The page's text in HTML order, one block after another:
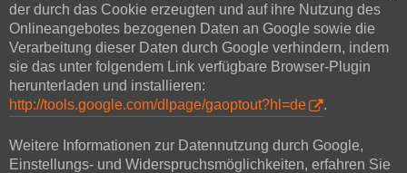
der durch das Cookie erzeugten und auf ihre Nutzung des
Onlineangebotes bezogenen Daten an Google sowie die
Verarbeitung dieser Daten durch Google verhindern, indem
sie das unter folgendem Link verfügbare Browser-Plugin
herunterladen und installieren:
http://tools.google.com/dlpage/gaoptout?hl=de
.
Weitere Informationen zur Datennutzung durch Google,
Einstellungs- und Widerspruchsmöglichkeiten, erfahren Sie